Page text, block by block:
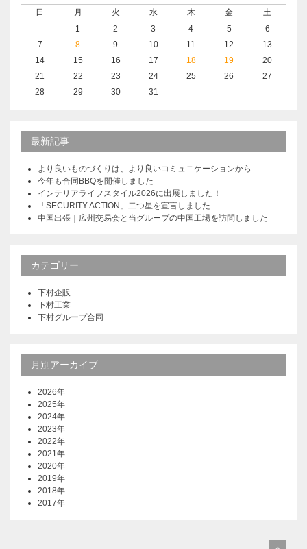
日
月 火 水 木 金
土
1
2 3 4 5
6
7
8 9 10 11 12
13
14
15 16 17 18 19
20
21
22 23 24 25 26
27
28
29 30 31
最新記事
より良いものづくりは、より良いコミュニケーションから
今年も合同BBQを開催しました
インテリアライフスタイル2026に出展しました！
「SECURITY ACTION」二つ星を宣言しました
中国出張｜広州交易会と当グループの中国工場を訪問しました
カテゴリー
下村企販
下村工業
下村グループ合同
月別アーカイブ
2026年
2025年
2024年
2023年
2022年
2021年
2020年
2019年
2018年
2017年